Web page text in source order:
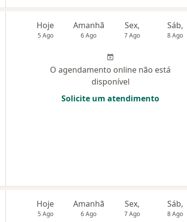
Hoje
5 Ago
Amanhã
6 Ago
Sex,
7 Ago
Sáb,
8 Ago
O agendamento online não está
disponível
Solicite um atendimento
Hoje
5 Ago
Amanhã
6 Ago
Sex,
7 Ago
Sáb,
8 Ago